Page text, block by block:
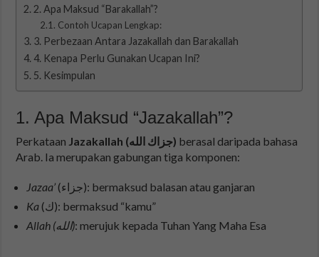
2. Apa Maksud “Barakallah”?
Contoh Ucapan Lengkap:
3. Perbezaan Antara Jazakallah dan Barakallah
4. Kenapa Perlu Gunakan Ucapan Ini?
5. Kesimpulan
1. Apa Maksud “Jazakallah”?
Perkataan Jazakallah (جزاك الله) berasal daripada bahasa
Arab. Ia merupakan gabungan tiga komponen:
Jazaa’
(جزاء): bermaksud balasan atau ganjaran
Ka
(ك): bermaksud “kamu”
Allah (الله): merujuk kepada Tuhan Yang Maha Esa